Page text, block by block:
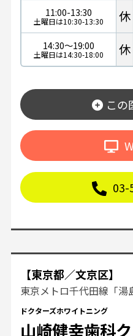
11:00-13:30
土曜日は10:30-13:30 休
14:30～19:00
土曜日は14:30-18:00 休
この
03-
【東京都／文京区】
東京メトロ千代田線「湯
ドクターズホワイトニング
山崎健幸歯科